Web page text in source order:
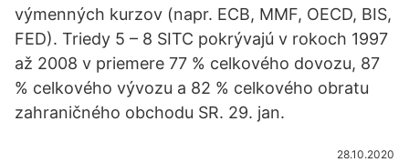
výmenných kurzov (napr. ECB, MMF, OECD, BIS,
FED). Triedy 5 – 8 SITC pokrývajú v rokoch 1997
až 2008 v priemere 77 % celkového dovozu, 87
% celkového vývozu a 82 % celkového obratu
zahraničného obchodu SR. 29. jan.
28.10.2020